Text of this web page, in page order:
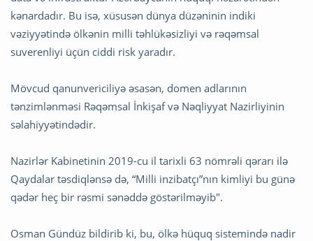
kənardadır. Bu isə, xüsusən dünya düzəninin indiki
vəziyyətində ölkənin milli təhlükəsizliyi və rəqəmsal
suverenliyi üçün ciddi risk yaradır.
Mövcud qanunvericiliyə əsasən, domen adlarının
tənzimlənməsi Rəqəmsal İnkişaf və Nəqliyyat Nazirliyinin
səlahiyyətindədir.
Nazirlər Kabinetinin 2019-cu il tarixli 63 nömrəli qərarı ilə
Qaydalar təsdiqlənsə də, “Milli inzibatçı”nın kimliyi bu günə
qədər heç bir rəsmi sənəddə göstərilməyib".
Osman Gündüz bildirib ki, bu, ölkə hüquq sistemində nadir